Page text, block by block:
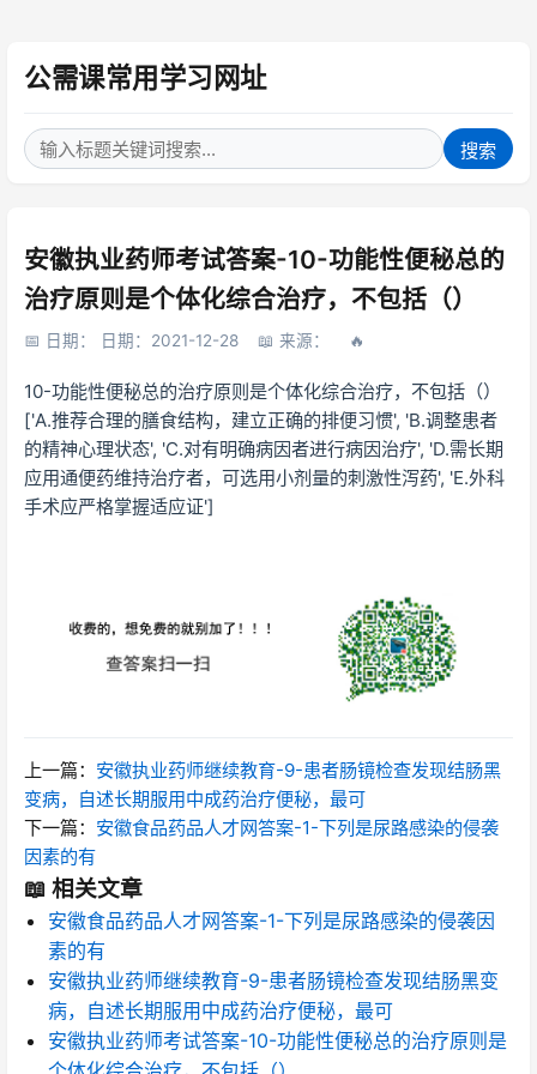
公需课常用学习网址
搜索
安徽执业药师考试答案-10-功能性便秘总的
治疗原则是个体化综合治疗，不包括（）
日期： 日期：2021-12-28 来源：
10-功能性便秘总的治疗原则是个体化综合治疗，不包括（）
['A.推荐合理的膳食结构，建立正确的排便习惯', 'B.调整患者
的精神心理状态', 'C.对有明确病因者进行病因治疗', 'D.需长期
应用通便药维持治疗者，可选用小剂量的刺激性泻药', 'E.外科
手术应严格掌握适应证']
上一篇： 安徽执业药师继续教育-9-患者肠镜检查发现结肠黑
变病，自述长期服用中成药治疗便秘，最可
下一篇： 安徽食品药品人才网答案-1-下列是尿路感染的侵袭
因素的有
📖 相关文章
安徽食品药品人才网答案-1-下列是尿路感染的侵袭因
素的有
安徽执业药师继续教育-9-患者肠镜检查发现结肠黑变
病，自述长期服用中成药治疗便秘，最可
安徽执业药师考试答案-10-功能性便秘总的治疗原则是